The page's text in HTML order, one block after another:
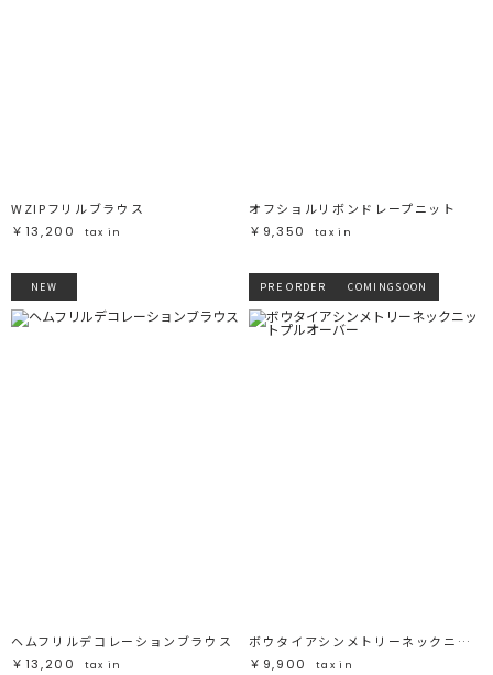
WZIPフリルブラウス
￥13,200
tax in
オフショルリボンドレープニット
￥9,350
tax in
NEW
ヘムフリルデコレーションブラウス
￥13,200
tax in
PRE ORDER COMINGSOON
ボウタイアシンメトリーネックニットプルオーバー
￥9,900
tax in